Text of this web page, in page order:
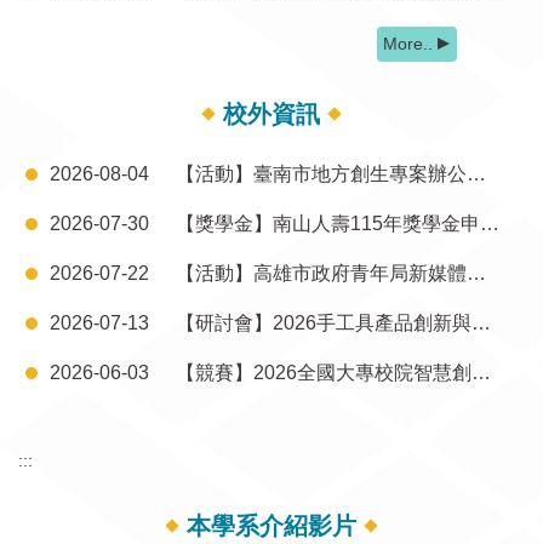
More..
校外資訊
2026-08-04 【活動】臺南市地方創生專案辦公室辦理115年度「地方好物升級術！用產銷履歷標章創造產品價值」活動
2026-07-30 【獎學金】南山人壽115年獎學金申請事宜
2026-07-22 【活動】高雄市政府青年局新媒體人才培育中心辦理第六屆「行銷大師養成計畫」
2026-07-13 【研討會】2026手工具產品創新與AI科技輔具設計研討會
2026-06-03 【競賽】2026全國大專校院智慧創新暨跨域整合創作競賽
:::
本學系介紹影片